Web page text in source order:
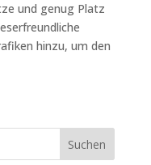
und genug Platz
hinzu, um den